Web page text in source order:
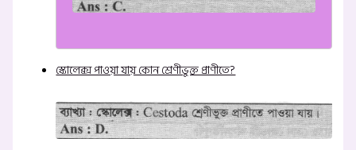
স্কোলেক্স পাওয়া যায় কোন শ্রেণীভুক্ত প্রাণীতে?